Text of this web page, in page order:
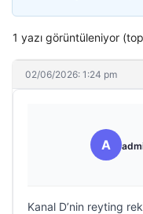
1 yazı görüntüleniyor
02/06/2026: 1:24 pm
A
Kanal D’nin reyting